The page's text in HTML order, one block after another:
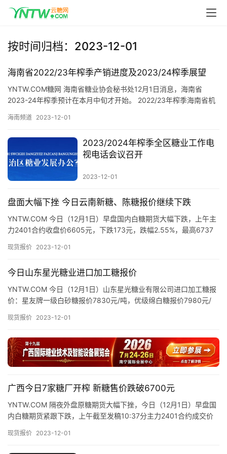
页
云
网
众
号
现
货
价
专
地
频
道
按时间归档：2023-12-01
海南省2022/23年榨季产销进度及2023/24榨季展望
YNTW.COM糖网 海南省糖业协会秘书处12月1日消息，海南省
2023-24年榨季预计在本月中旬才开始。 2022/23年榨季海南省机
海南频道 2023-12-01
2023/2024年榨季全区糖业工作电
视电话会议召开
2023-12-01
盘面大幅下挫 今日云南新糖、陈糖报价继续下跌
YNTW.COM 今日（12月1日）早盘国内白糖期货大幅下跌，上午主
力2401合约收盘价6605元，下跌173元，跌幅2.55%，最高6737
现货报价 2023-12-01
今日山东星光糖业进口加工糖报价
YNTW.COM 今日（12月1日）山东星光糖业有限公司进口加工糖报
价：星友牌一级白砂糖报价7830元/吨，优级绵白糖报价7980元/
现货报价 2023-12-01
广西今日7家糖厂开榨 新糖售价跌破6700元
YNTW.COM 隔夜外盘原糖期货大幅下挫，今日（12月1日）早盘国
内白糖期货紧跟下跌，上午截至发稿10:37分主力2401合约成交价
现货报价 2023-12-01